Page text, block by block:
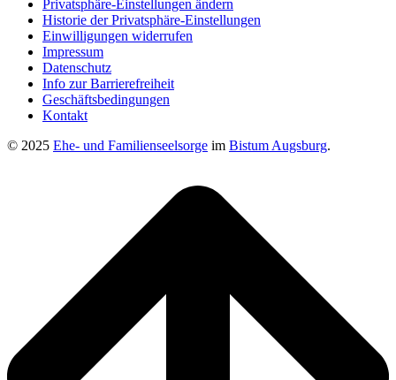
Privatsphäre-Einstellungen ändern
Historie der Privatsphäre-Einstellungen
Einwilligungen widerrufen
Impressum
Datenschutz
Info zur Barrierefreiheit
Geschäftsbedingungen
Kontakt
© 2025 Ehe- und Familienseelsorge im Bistum Augsburg.